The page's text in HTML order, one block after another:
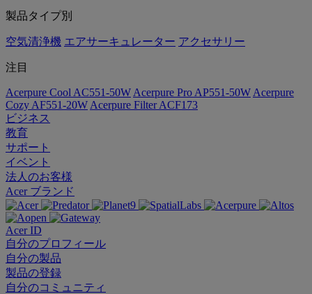
製品タイプ別
空気清浄機 エアサーキュレーター アクセサリー
注目
Acerpure Cool AC551-50W Acerpure Pro AP551-50W Acerpure
Cozy AF551-20W Acerpure Filter ACF173
ビジネス
教育
サポート
イベント
法人のお客様
Acer ブランド
Acer ID
自分のプロフィール
自分の製品
製品の登録
自分のコミュニティ